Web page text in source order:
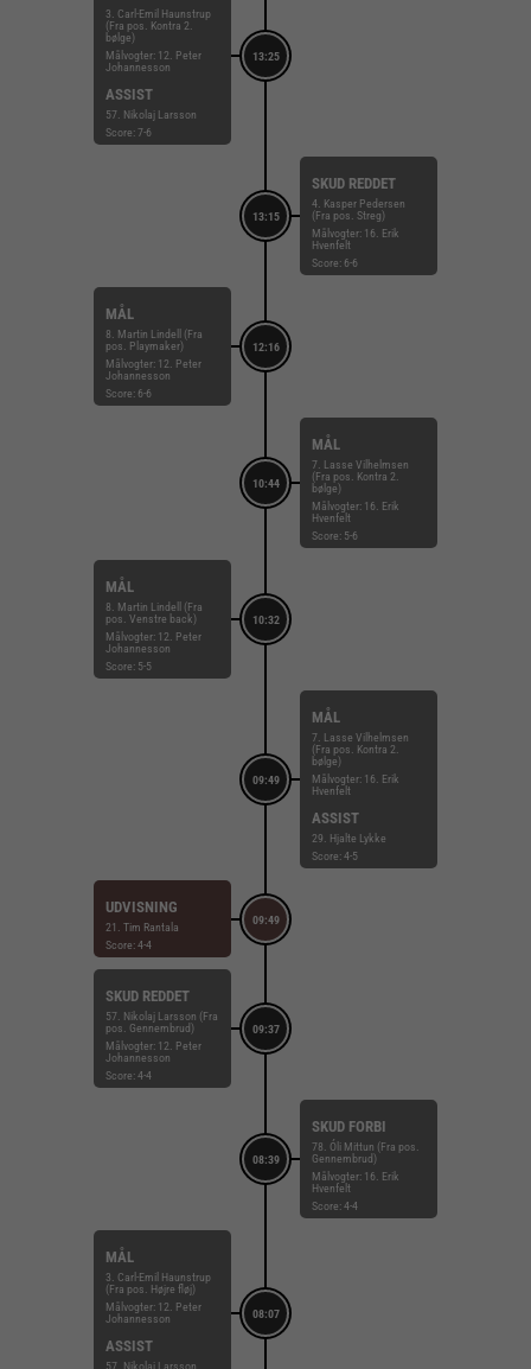
13:25
3. Carl-Emil Haunstrup
(Fra pos. Kontra 2.
bølge)
Målvogter: 12. Peter
Johannesson
ASSIST
57. Nikolaj Larsson
Score: 7-6
13:15
SKUD REDDET
4. Kasper Pedersen
(Fra pos. Streg)
Målvogter: 16. Erik
Hvenfelt
Score: 6-6
12:16
MÅL
8. Martin Lindell (Fra
pos. Playmaker)
Målvogter: 12. Peter
Johannesson
Score: 6-6
10:44
MÅL
7. Lasse Vilhelmsen
(Fra pos. Kontra 2.
bølge)
Målvogter: 16. Erik
Hvenfelt
Score: 5-6
10:32
MÅL
8. Martin Lindell (Fra
pos. Venstre back)
Målvogter: 12. Peter
Johannesson
Score: 5-5
09:49
MÅL
7. Lasse Vilhelmsen
(Fra pos. Kontra 2.
bølge)
Målvogter: 16. Erik
Hvenfelt
ASSIST
29. Hjalte Lykke
Score: 4-5
09:49
UDVISNING
21. Tim Rantala
Score: 4-4
09:37
SKUD REDDET
57. Nikolaj Larsson (Fra
pos. Gennembrud)
Målvogter: 12. Peter
Johannesson
Score: 4-4
08:39
SKUD FORBI
78. Óli Mittun (Fra pos.
Gennembrud)
Målvogter: 16. Erik
Hvenfelt
Score: 4-4
08:07
MÅL
3. Carl-Emil Haunstrup
(Fra pos. Højre fløj)
Målvogter: 12. Peter
Johannesson
ASSIST
57. Nikolaj Larsson